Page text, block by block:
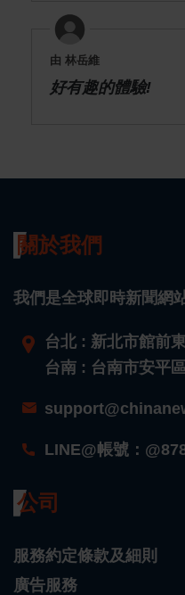
由 林岳維
好有趣的體驗!
關於我們
我們是全球即時新聞網
台北 : 新北市館前
台南 : 台南市安平
LINE@帳號：
公司
服務約定條款及細則
廣告服務